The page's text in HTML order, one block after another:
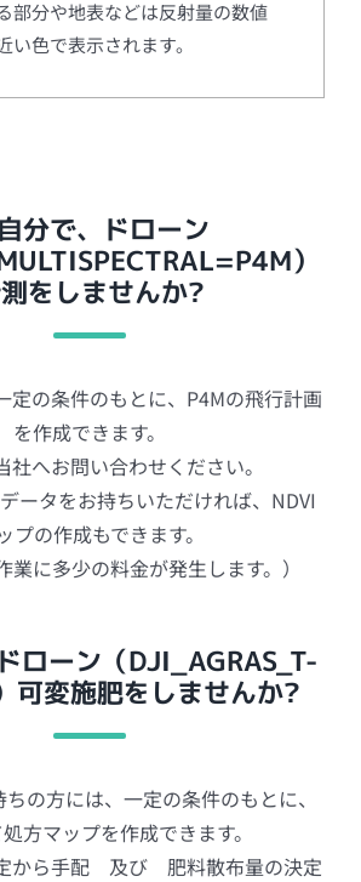
部分や地表などは反射量の数値
い色で表示されます。
分で、ドローン
）
をしませんか?
定の条件のもとに、P4Mの飛行計画
を作成できます。
社へお問い合わせください。
ータをお持ちいただければ、NDVI
プの作成もできます。
業に多少の料金が発生します。）
ローン（DJI_AGRAS_T-
変施肥をしませんか?
の方には、一定の条件のもとに、
方マップを作成できます。
から手配 及び 肥料散布量の決定